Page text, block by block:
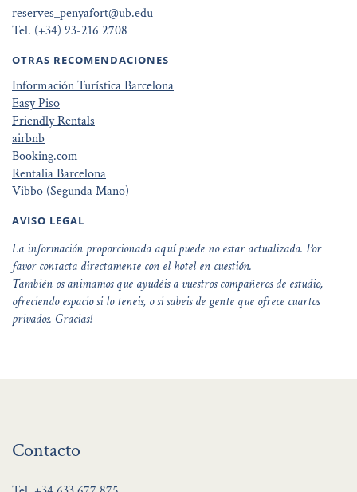
reserves_penyafort@ub.edu
Tel. (+34) 93-216 2708
OTRAS RECOMENDACIONES
Información Turística Barcelona
Easy Piso
Friendly Rentals
airbnb
Booking.com
Rentalia Barcelona
Vibbo (Segunda Mano)
AVISO LEGAL
La información proporcionada aquí puede no estar actualizada. Por
favor contacta directamente con el hotel en cuestión.
También os animamos que ayudéis a vuestros compañeros de estudio,
ofreciendo espacio si lo teneis, o si sabeis de gente que ofrece cuartos
privados. Gracias!
Contacto